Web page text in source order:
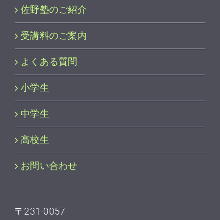
佐野塾のご紹介
受講料のご案内
よくある質問
小学生
中学生
高校生
お問い合わせ
〒231-0057